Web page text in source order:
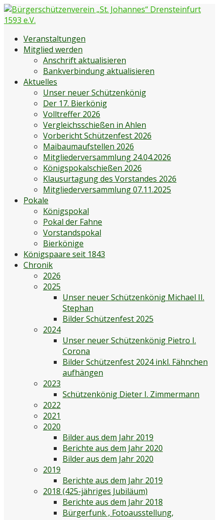
Zum
Inhalt
e.V.
Veranstaltungen
Mitglied werden
Anschrift aktualisieren
Bankverbindung aktualisieren
Aktuelles
Unser neuer Schützenkönig
Der 17. Bierkönig
Volltreffer 2026
Vergleichsschießen in Ahlen
Vorbericht Schützenfest 2026
Maibaumaufstellen 2026
Mitgliederversammlung 24.04.2026
Königspokalschießen 2026
Klausurtagung des Vorstandes 2026
Mitgliederversammlung 07.11.2025
Pokale
Königspokal
Pokal der Fahne
Vorstandspokal
Bierkönige
Königspaare seit 1843
Chronik
2026
2025
Unser neuer Schützenkönig Michael II.
Stephan
Bilder Schützenfest 2025
2024
Unser neuer Schützenkönig Pietro I.
Corona
Bilder Schützenfest 2024 inkl. Fähnchen
aufhängen
2023
Schützenkönig Dieter I. Zimmermann
2022
2021
2020
Bilder aus dem Jahr 2019
Berichte aus dem Jahr 2020
Bilder aus dem Jahr 2020
2019
Berichte aus dem Jahr 2019
2018 (425-jähriges Jubiläum)
Berichte aus dem Jahr 2018
Bürgerfunk , Fotoausstellung,